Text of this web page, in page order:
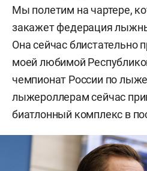
Мы полетим на чартере,
закажет федерация
Она сейчас блистательно
моей любимой
чемпионат России по
лыжероллерам сейчас
биатлонный комплекс в